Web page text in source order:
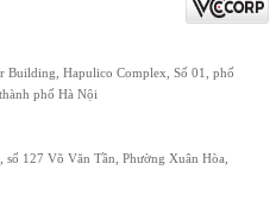
Building, Hapulico Complex, Số 01, phố
phố Hà Nội
số 127 Võ Văn Tần, Phường Xuân Hòa,